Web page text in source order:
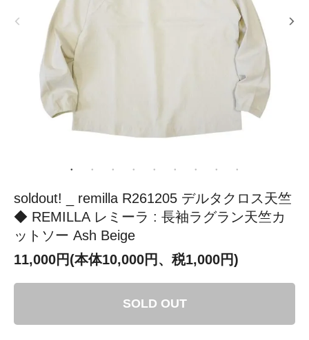
soldout! _ remilla R261205 デルタクロス天竺
◆ REMILLA レミーラ : 長袖ラグラン天竺カ
ットソー Ash Beige
11,000円(本体10,000円、税1,000円)
SOLD OUT